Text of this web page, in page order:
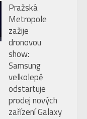
Pražská
Metropole
zažije
dronovou
show:
Samsung
velkolepě
odstartuje
prodej nových
zařízení Galaxy